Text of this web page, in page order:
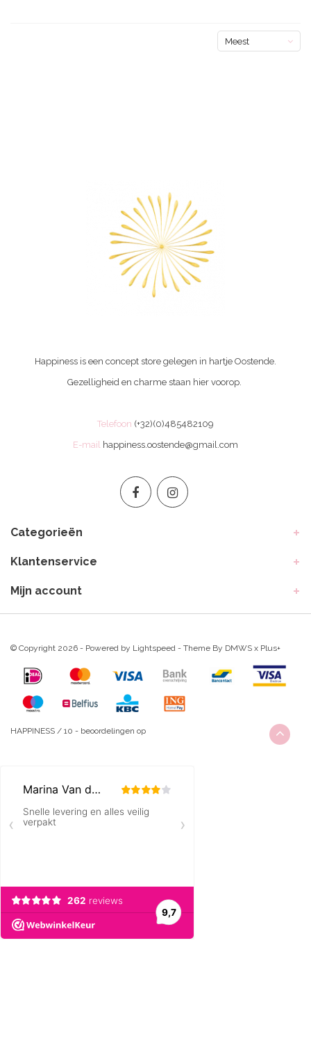
Meest
Happiness is een concept store gelegen in hartje Oostende.
Gezelligheid en charme staan hier voorop.
Telefoon (+32)(0)485482109
E-mail happiness.oostende@gmail.com
Categorieën
Klantenservice
Mijn account
© Copyright 2026 - Powered by Lightspeed - Theme By DMWS x Plus+
HAPPINESS / 10 - beoordelingen op